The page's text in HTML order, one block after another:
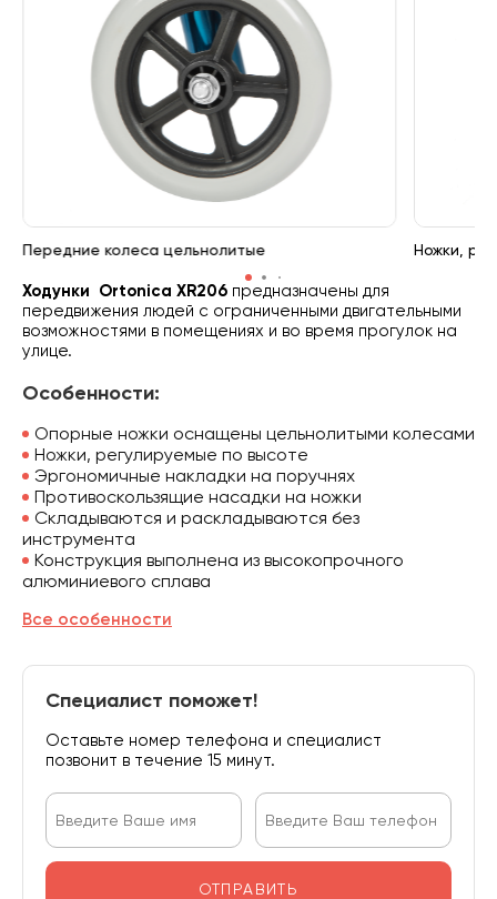
Передние колеса цельнолитые Ножки,
Ходунки Ortonica XR206предназначены для
передвижения людей с ограниченными двигательными
возможностями в помещениях и во время прогулок на
улице.
Особенности:
Опорные ножки оснащены цельнолитыми колесами
Ножки, регулируемые по высоте
Эргономичные накладки на поручнях
Противоскользящие насадки на ножки
Складываются и раскладываются без
инструмента
Конструкция выполнена из высокопрочного
алюминиевого сплава
Все особенности
Специалист поможет!
Оставьте номер телефона и специалист
позвонит в течение 15 минут.
ОТПРАВИТЬ